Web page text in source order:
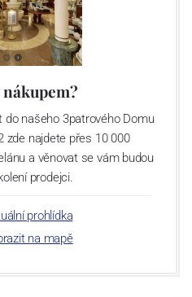
nákupem?
do našeho 3patrového Domu
zde najdete přes 10 000
a věnovat se vám budou
prodejci.
prohlídka
na mapě